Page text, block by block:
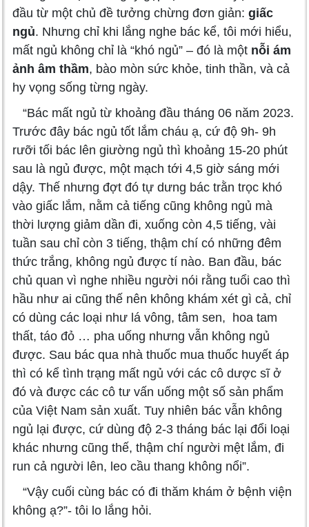
đầu từ một chủ đề tưởng chừng đơn giản: giấc
ngủ. Nhưng chỉ khi lắng nghe bác kể, tôi mới hiểu,
mất ngủ không chỉ là “khó ngủ” – đó là một nỗi ám
ảnh âm thầm, bào mòn sức khỏe, tinh thần, và cả
hy vọng sống từng ngày.
“Bác mất ngủ từ khoảng đầu tháng 06 năm 2023.
Trước đây bác ngủ tốt lắm cháu ạ, cứ độ 9h- 9h
rưỡi tối bác lên giường ngủ thì khoảng 15-20 phút
sau là ngủ được, một mạch tới 4,5 giờ sáng mới
dậy. Thế nhưng đợt đó tự dưng bác trằn trọc khó
vào giấc lắm, nằm cả tiếng cũng không ngủ mà
thời lượng giảm dần đi, xuống còn 4,5 tiếng, vài
tuần sau chỉ còn 3 tiếng, thậm chí có những đêm
thức trắng, không ngủ được tí nào. Ban đầu, bác
chủ quan vì nghe nhiều người nói rằng tuổi cao thì
hầu như ai cũng thế nên không khám xét gì cả, chỉ
có dùng các loại như lá vông, tâm sen, hoa tam
thất, táo đỏ … pha uống nhưng vẫn không ngủ
được. Sau bác qua nhà thuốc mua thuốc huyết áp
thì có kể tình trạng mất ngủ với các cô dược sĩ ở
đó và được các cô tư vấn uống một số sản phẩm
của Việt Nam sản xuất. Tuy nhiên bác vẫn không
ngủ lại được, cứ dùng độ 2-3 tháng bác lại đổi loại
khác nhưng cũng thế, thậm chí người mệt lắm, đi
run cả người lên, leo cầu thang không nổi”.
“Vậy cuối cùng bác có đi thăm khám ở bệnh viện
không ạ?”- tôi lo lắng hỏi.